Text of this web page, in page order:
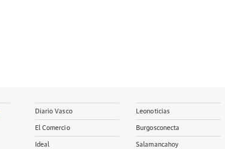
Diario Vasco
El Comercio
Ideal
Leonoticias
Burgosconecta
Salamancahoy